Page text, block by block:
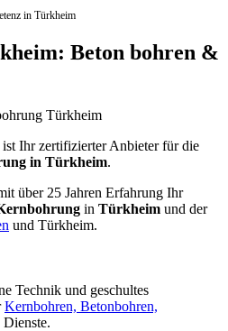
in Türkheim
Beton bohren &
Ihr zertifizierter Anbieter für die
in Türkheim.
über 25 Jahren Erfahrung Ihr
in Türkheim und der
und Türkheim.
Technik und geschultes
Kernbohren, Betonbohren,